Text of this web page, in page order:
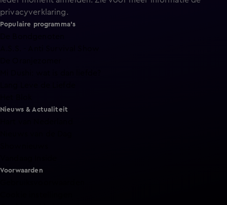
privacyverklaring.
Populaire programma's
Nieuws & Actualiteit
Voorwaarden